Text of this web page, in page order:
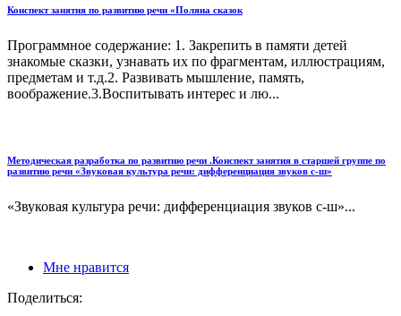
Конспект занятия по развитию речи «Поляна сказок
Программное содержание: 1. Закрепить в памяти детей
знакомые сказки, узнавать их по фрагментам, иллюстрациям,
предметам и т.д.2. Развивать мышление, память,
воображение.3.Воспитывать интерес и лю...
Методическая разработка по развитию речи .Конспект занятия в старшей группе по
развитию речи «Звуковая культура речи: дифференциация звуков с-ш»
«Звуковая культура речи: дифференциация звуков с-ш»...
Мне нравится
Поделиться: